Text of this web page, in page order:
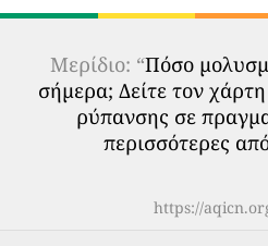
Μερίδιο: “Πόσο
σήμερα; Δείτε τον
ρύπανσης σε
περισσότερες
https://